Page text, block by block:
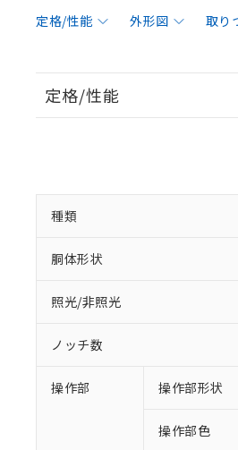
定格/性能 外形図 取り
定格/性能
種類
胴体形状
照光/非照光
ノッチ数
操作部 操作部形状
操作部色